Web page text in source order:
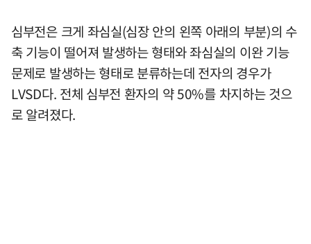
심부전은 크게 좌심실(심장 안의 왼쪽 아래의 부분)의 수
축 기능이 떨어져 발생하는 형태와 좌심실의 이완 기능
문제로 발생하는 형태로 분류하는데 전자의 경우가
LVSD다. 전체 심부전 환자의 약 50%를 차지하는 것으
로 알려졌다.